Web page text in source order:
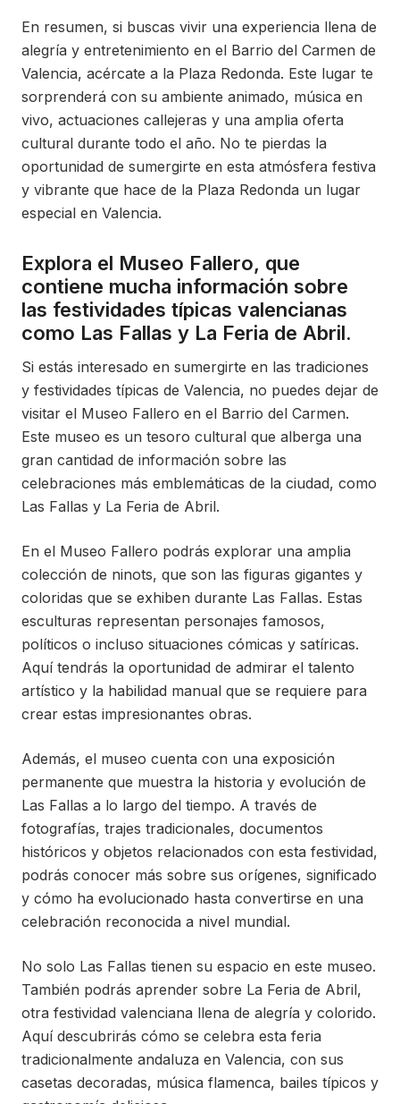
En resumen, si buscas vivir una experiencia llena de
alegría y entretenimiento en el Barrio del Carmen de
Valencia, acércate a la Plaza Redonda. Este lugar te
sorprenderá con su ambiente animado, música en
vivo, actuaciones callejeras y una amplia oferta
cultural durante todo el año. No te pierdas la
oportunidad de sumergirte en esta atmósfera festiva
y vibrante que hace de la Plaza Redonda un lugar
especial en Valencia.
Explora el Museo Fallero, que
contiene mucha información sobre
las festividades típicas valencianas
como Las Fallas y La Feria de Abril.
Si estás interesado en sumergirte en las tradiciones
y festividades típicas de Valencia, no puedes dejar de
visitar el Museo Fallero en el Barrio del Carmen.
Este museo es un tesoro cultural que alberga una
gran cantidad de información sobre las
celebraciones más emblemáticas de la ciudad, como
Las Fallas y La Feria de Abril.
En el Museo Fallero podrás explorar una amplia
colección de ninots, que son las figuras gigantes y
coloridas que se exhiben durante Las Fallas. Estas
esculturas representan personajes famosos,
políticos o incluso situaciones cómicas y satíricas.
Aquí tendrás la oportunidad de admirar el talento
artístico y la habilidad manual que se requiere para
crear estas impresionantes obras.
Además, el museo cuenta con una exposición
permanente que muestra la historia y evolución de
Las Fallas a lo largo del tiempo. A través de
fotografías, trajes tradicionales, documentos
históricos y objetos relacionados con esta festividad,
podrás conocer más sobre sus orígenes, significado
y cómo ha evolucionado hasta convertirse en una
celebración reconocida a nivel mundial.
No solo Las Fallas tienen su espacio en este museo.
También podrás aprender sobre La Feria de Abril,
otra festividad valenciana llena de alegría y colorido.
Aquí descubrirás cómo se celebra esta feria
tradicionalmente andaluza en Valencia, con sus
casetas decoradas, música flamenca, bailes típicos y